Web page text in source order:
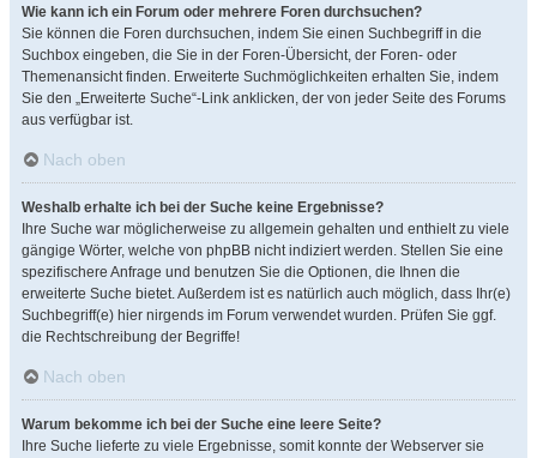
Wie kann ich ein Forum oder mehrere Foren durchsuchen?
Sie können die Foren durchsuchen, indem Sie einen Suchbegriff in die
Suchbox eingeben, die Sie in der Foren-Übersicht, der Foren- oder
Themenansicht finden. Erweiterte Suchmöglichkeiten erhalten Sie, indem
Sie den „Erweiterte Suche“-Link anklicken, der von jeder Seite des Forums
aus verfügbar ist.
Nach oben
Weshalb erhalte ich bei der Suche keine Ergebnisse?
Ihre Suche war möglicherweise zu allgemein gehalten und enthielt zu viele
gängige Wörter, welche von phpBB nicht indiziert werden. Stellen Sie eine
spezifischere Anfrage und benutzen Sie die Optionen, die Ihnen die
erweiterte Suche bietet. Außerdem ist es natürlich auch möglich, dass Ihr(e)
Suchbegriff(e) hier nirgends im Forum verwendet wurden. Prüfen Sie ggf.
die Rechtschreibung der Begriffe!
Nach oben
Warum bekomme ich bei der Suche eine leere Seite?
Ihre Suche lieferte zu viele Ergebnisse, somit konnte der Webserver sie